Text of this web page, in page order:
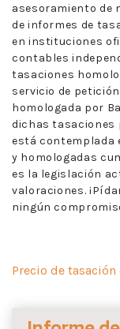
asesoramiento de
de informes de
en instituciones
contables
tasaciones
servicio de
homologada por
dichas tasaciones
está contemplada
y homologadas
es la legislación
valoraciones.
ningún
Precio de